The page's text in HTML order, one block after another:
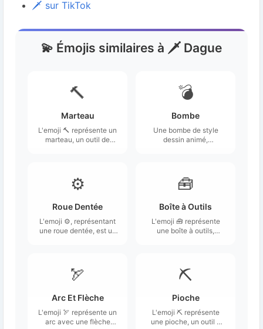
🗡️ sur TikTok
💫 Émojis similaires à 🗡️ Dague
🔨
Marteau
L'emoji 🔨 représente un
marteau, un outil de
💣
Bombe
Une bombe de style
dessin animé,
⚙️
Roue Dentée
L'emoji ⚙️, représentant
une roue dentée, est un
🧰
Boîte à Outils
L'emoji 🧰 représente
une boîte à outils,
🏹
Arc Et Flèche
L'emoji 🏹 représente un
arc avec une flèche
⛏️
Pioche
L'emoji ⛏️ représente
une pioche, un outil à